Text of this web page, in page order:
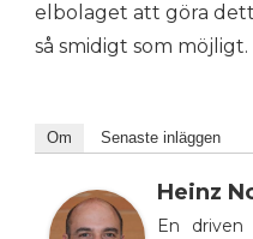
elbolaget att göra
så smidigt som möjligt.
Om Senaste inläggen
Heinz
En